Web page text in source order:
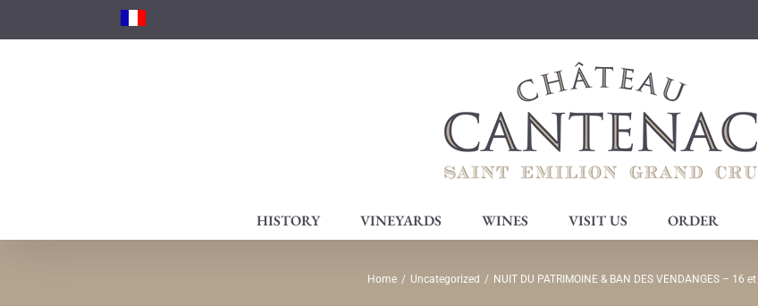
HISTORY VINEYARDS WINES VISIT US ORDER
Home / Uncategorized / NUIT DU PATRIMOINE & BAN DES VENDANGES – 16